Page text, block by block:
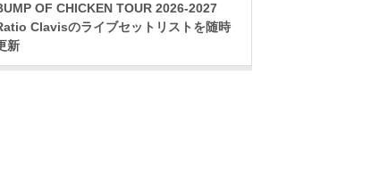
OF CHICKEN TOUR 2026-2027
Clavisのライブセットリストを随時
新